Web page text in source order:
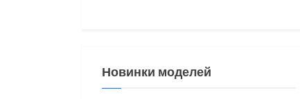
Новинки моделей